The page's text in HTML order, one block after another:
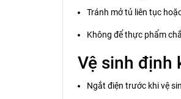
Tránh mở tủ liên tục
Không để thực phẩm
Vệ sinh định
Ngắt điện trước khi vệ